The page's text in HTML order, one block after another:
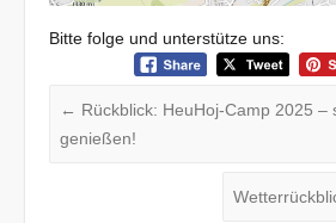
Bitte folge und unterstütze uns:
← Rückblick: HeuHoj-Camp 2025
genießen!